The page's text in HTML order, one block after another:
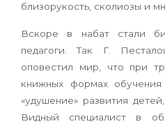
близорукость, сколиозы и
Вскоре в набат стали
педагоги. Так Г.
оповестил мир, что при
книжных формах обучения
«удушение» развития
Видный специалист в